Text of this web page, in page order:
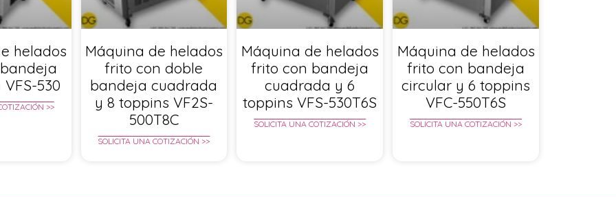
helados
530
>>
Máquina de helados
frito con doble
bandeja cuadrada
y 8 toppins VF2S-
500T8C
SOLICITA UNA COTIZACIÓN >>
Máquina de helados
frito con bandeja
cuadrada y 6
toppins VFS-530T6S
SOLICITA UNA COTIZACIÓN >>
Máquina de helados
frito con bandeja
circular y 6 toppins
VFC-550T6S
SOLICITA UNA COTIZACIÓN >>